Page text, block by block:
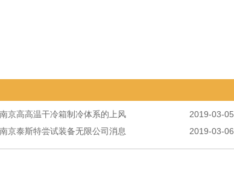
京高高温干冷箱制冷体系的上风 2019-03-05
京泰斯特尝试装备无限公司消息 2019-03-06